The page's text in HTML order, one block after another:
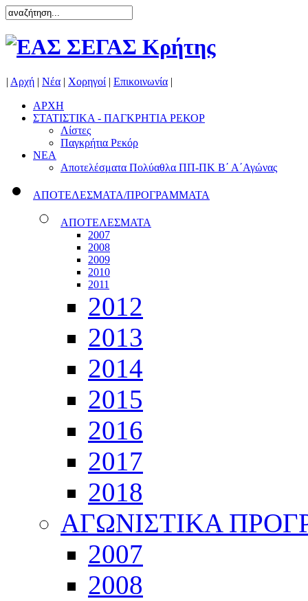
| Αρχή | Νέα | Χορηγοί | Επικοινωνία |
ΑΡΧΗ
ΣΤΑΤΙΣΤΙΚΑ - ΠΑΓΚΡΗΤΙΑ ΡΕΚΟΡ
Λίστες
Παγκρήτια Ρεκόρ
ΝΕΑ
Αποτελέσματα Πολύαθλα ΠΠ-ΠΚ Β΄ Α΄Αγώνας
ΑΠΟΤΕΛΕΣΜΑΤΑ/ΠΡΟΓΡΑΜΜΑΤΑ
ΑΠΟΤΕΛΕΣΜΑΤΑ
2007
2008
2009
2010
2011
2012
2013
2014
2015
2016
2017
2018
ΑΓΩΝΙΣΤΙΚΑ
2007
2008